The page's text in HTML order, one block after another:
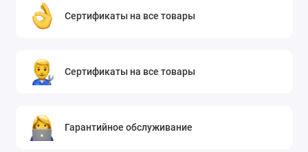
Сертификаты на все товары
Сертификаты на все товары
Гарантийное обслуживание